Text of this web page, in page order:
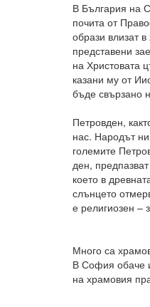
В България на
почита от
образи влизат
представени
на Христовата
казани му от
бъде свързано
Петровден,
нас. Народът
големите
ден,
което в
слънцето
е религиозен –
Много са
В София обаче
на храмовия